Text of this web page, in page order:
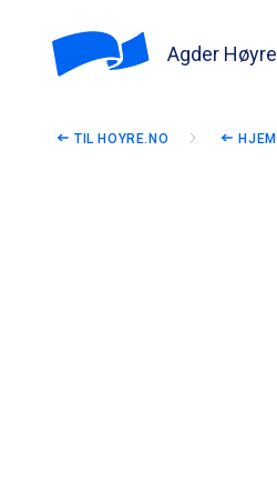
Agder Høyre
TIL HOYRE.NO HJEM